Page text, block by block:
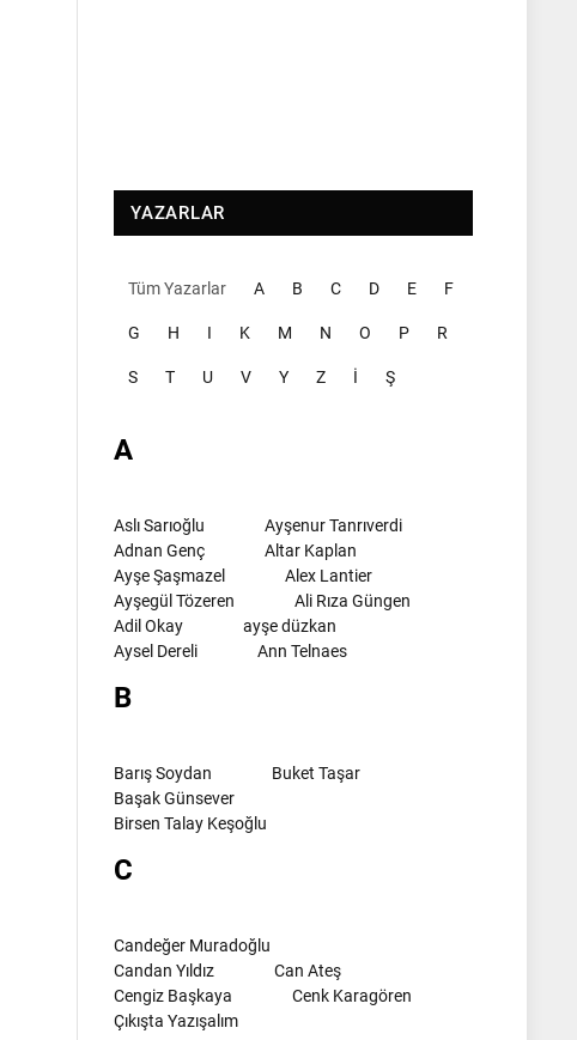
YAZARLAR
Tüm Yazarlar A B C D E F
G H I K M N O P R
S T U V Y Z İ Ş
A
Aslı Sarıoğlu
Ayşenur Tanrıverdi
Adnan Genç
Altar Kaplan
Ayşe Şaşmazel
Alex Lantier
Ayşegül Tözeren
Ali Rıza Güngen
Adil Okay
ayşe düzkan
Aysel Dereli
Ann Telnaes
B
Barış Soydan
Buket Taşar
Başak Günsever
Birsen Talay Keşoğlu
C
Candeğer Muradoğlu
Candan Yıldız
Can Ateş
Cengiz Başkaya
Cenk Karagören
Çıkışta Yazışalım